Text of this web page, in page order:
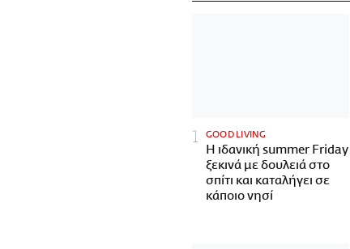
GOOD LIVING
Η ιδανική summer Friday
ξεκινά με δουλειά στο
σπίτι και καταλήγει σε
κάποιο νησί